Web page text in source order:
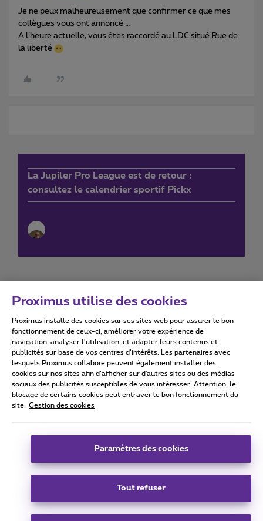
Je ne peux malheureusement que confirmer ce que mes
collègues vous ont annoncé …
A l’heure actuelle, vous êtes raccordé au LDC situé Rue de
la liberté
La Jupiler Pro League est de retour :
consultez le calendrier sportif Pickx
Conditions d'utilisation Accessibility statement
Tous droits réservés. © 2026 Proximus
Conditions générales, info consommateur
Coordonnées de l’entreprise
Boulevard du Roi Albert II 27 - B-1030 Bruxelles.
Carrier & Wholesale Solutions
Proximus utilise des cookies
Proximus installe des cookies sur ses sites web pour assurer le bon
fonctionnement de ceux-ci, améliorer votre expérience de
navigation, analyser l’utilisation, et adapter leurs contenus et
publicités sur base de vos centres d’intérêts. Les partenaires avec
lesquels Proximus collabore peuvent également installer des
cookies sur nos sites afin d’afficher sur d'autres sites ou des médias
sociaux des publicités susceptibles de vous intéresser. Attention, le
blocage de certains cookies peut entraver le bon fonctionnement du
site.
Gestion des cookies
Paramètres des cookies
Tout refuser